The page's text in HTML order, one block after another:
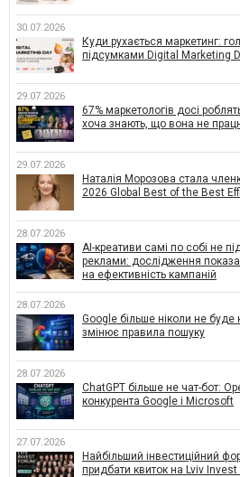
30.07.2026
Куди рухається маркетинг:
підсумками Digital Marketing
29.07.2026
67% маркетологів досі
хоча знають, що вона не
29.07.2026
Наталія Морозова стала
2026 Global Best of the Best
28.07.2026
AI-креативи самі по собі не
реклами: дослідження
на ефективність кампаній
28.07.2026
Google більше ніколи не буде
змінює правила пошуку
28.07.2026
ChatGPT більше не чат-бот:
конкурента Google і Microsoft
27.07.2026
Найбільший інвестиційний
придбати квиток на Lviv Invest